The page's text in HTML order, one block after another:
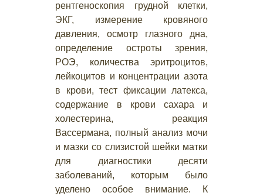
рентгеноскопия грудной клетки,
ЭКГ, измерение кровяного
давления, осмотр глазного дна,
определение остроты зрения,
РОЭ, количества эритроцитов,
лейкоцитов и концентрации азота
в крови, тест фиксации латекса,
содержание в крови сахара и
холестерина, реакция
Вассермана, полный анализ мочи
и мазки со слизистой шейки матки
для диагностики десяти
заболеваний, которым было
уделено особое внимание. К